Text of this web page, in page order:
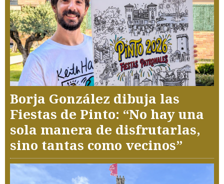
Borja González dibuja las
Fiestas de Pinto: “No hay una
sola manera de disfrutarlas,
sino tantas como vecinos”